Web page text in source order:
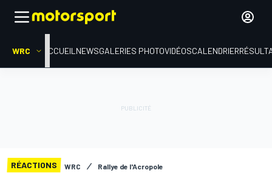
WRC ACCUEIL NEWSGALERIES PHOTOVIDÉOSCALENDRIER
RÉACTIONS WRC Rallye de l'Acropole